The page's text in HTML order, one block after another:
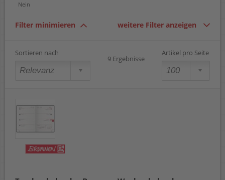
Nein
Filter minimieren weitere Filter anzeigen
Sortieren nach
9 Ergebnisse
Artikel pro Seite